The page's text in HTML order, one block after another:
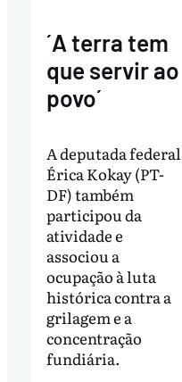
´A terra tem
que servir ao
povo´
A deputada federal
Érica Kokay (PT-
DF) também
participou da
atividade e
associou a
ocupação à luta
histórica contra a
grilagem e a
concentração
fundiária.